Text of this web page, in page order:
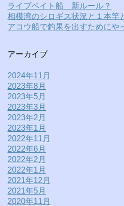
ライブベイト船 新ルール？
相模湾のシロギス状況と１本竿
アコウ船で釣果を出すためにや
アーカイブ
2024年11月
2023年8月
2023年5月
2023年3月
2023年2月
2023年1月
2022年11月
2022年6月
2022年2月
2022年1月
2021年12月
2021年5月
2020年11月